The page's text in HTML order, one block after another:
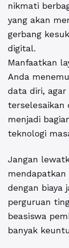
nikmati
yang akan
gerbang
digital.
Manfaatkan
Anda
data diri,
terselesaikan
menjadi
teknologi
Jangan
dengan biaya
perguruan
beasiswa
banyak